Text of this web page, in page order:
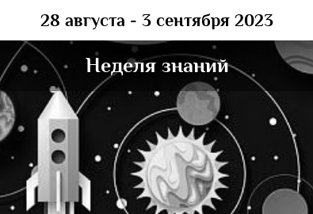
28 августа - 3 сентября 2023
Неделя знаний